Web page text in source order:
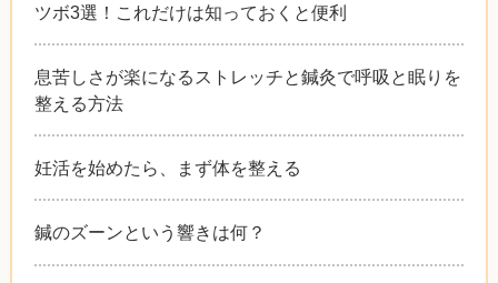
ツボ3選！これだけは知っておくと便利
息苦しさが楽になるストレッチと鍼灸で呼吸と眠りを
整える方法
妊活を始めたら、まず体を整える
鍼のズーンという響きは何？